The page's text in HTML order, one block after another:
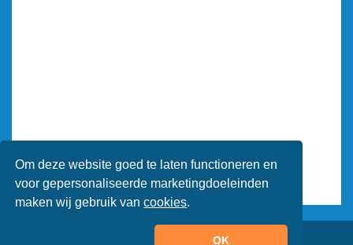
Om deze website goed te laten functioneren en
voor gepersonaliseerde marketingdoeleinden
maken wij gebruik vancookies.
OK